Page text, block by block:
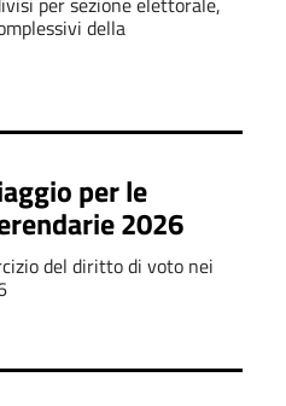
della
per le
2026
del diritto di voto nei